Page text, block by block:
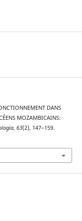
DANS
MOZAMBICAINS:
, 63(2), 147–159.